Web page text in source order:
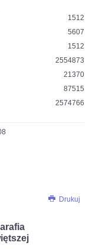
1512
5607
1512
2554873
21370
87515
2574766
Drukuj